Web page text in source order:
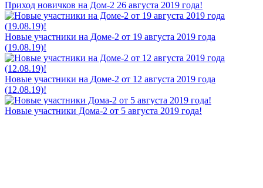
Приход новичков на Дом-2 26 августа 2019 года!
Новые участники на Доме-2 от 19 августа 2019 года
(19.08.19)!
Новые участники на Доме-2 от 12 августа 2019 года
(12.08.19)!
Новые участники Дома-2 от 5 августа 2019 года!